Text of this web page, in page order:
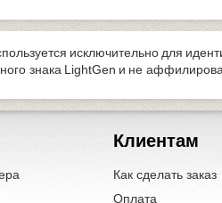
исключительно для
знака LightGen и не
Клиентам
Как сделать заказ
Оплата